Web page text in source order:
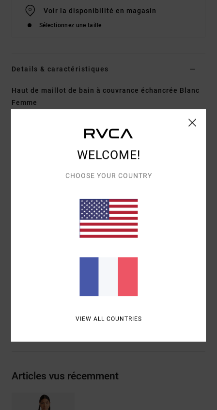
Voir la disponibilité en magasin
Sélectionnez une taille
Details & caractéristiques
Haut de maillot de bain à couvrance échancrée Blanc
Femme
92% polyamide recyclé, 8% élasthanne
triangle dos nu
léger
coussinets amovibles
bretelles réglables à nouer dans le dos
couvrance mini
Articles vus récemment
WELCOME!
CHOOSE YOUR COUNTRY
VIEW ALL COUNTRIES